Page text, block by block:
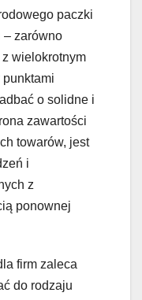
paczki
– zarówno
wielokrotnym
o solidne i
zawartości
towarów, jest
i
z
ponownej
firm zaleca
do rodzaju